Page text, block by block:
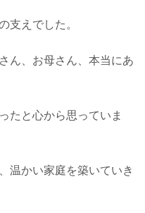
支えでした。
ん、お母さん、本当にあ
たと心から思っていま
温かい家庭を築いていき